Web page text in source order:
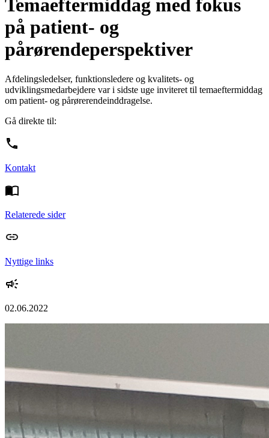
Temaeftermiddag med fokus
på patient- og
pårørendeperspektiver
Afdelingsledelser, funktionsledere og kvalitets- og
udviklingsmedarbejdere var i sidste uge inviteret til temaeftermiddag
om patient- og pårørerendeinddragelse.
Gå direkte til:
Kontakt
Relaterede sider
Nyttige links
02.06.2022